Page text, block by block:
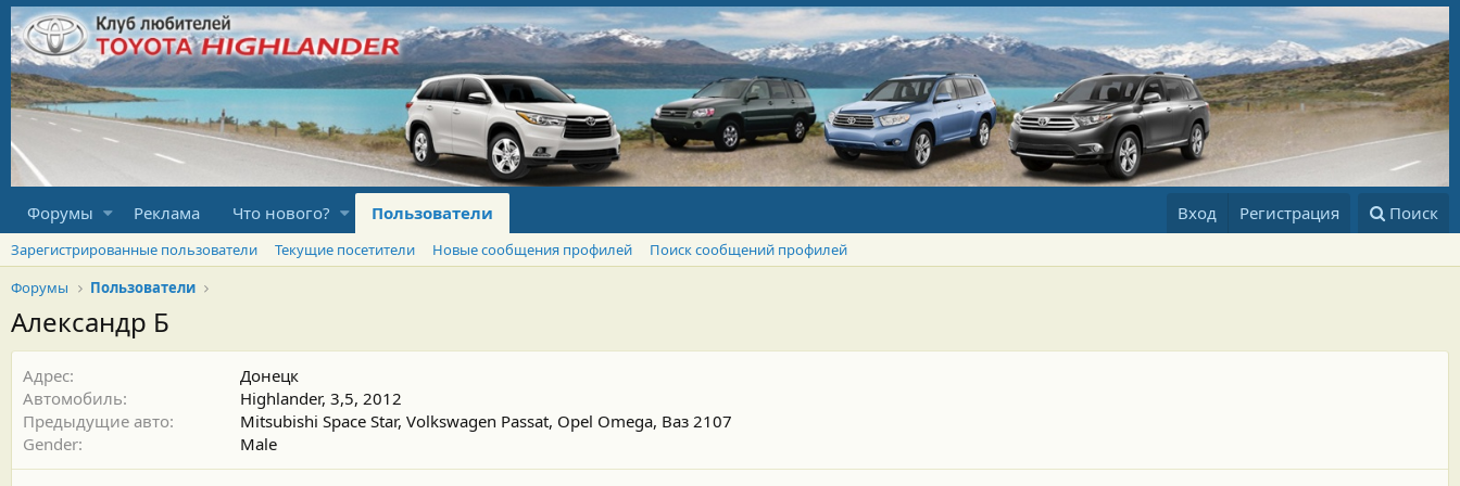
Форумы Реклама Что нового? Пользователи Вход Регистрация Поиск
Зарегистрированные пользователи Текущие посетители Новые сообщения профилей
Поиск сообщений профилей
Форумы
Пользователи
Александр Б
Адрес
Донецк
Автомобиль
Highlander, 3,5, 2012
Предыдущие авто
Mitsubishi Space Star, Volkswagen Passat, Opel Omega, Ваз 2107
Gender
Male